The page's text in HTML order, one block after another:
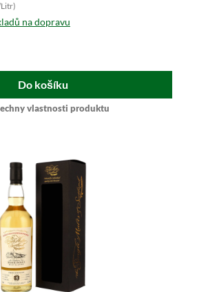
na dopravu
Do košíku
vlastnosti produktu